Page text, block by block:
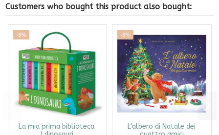
Customers who bought this product also bought:
-5%
La mia prima biblioteca.
-5%
L'albero di Natale dei